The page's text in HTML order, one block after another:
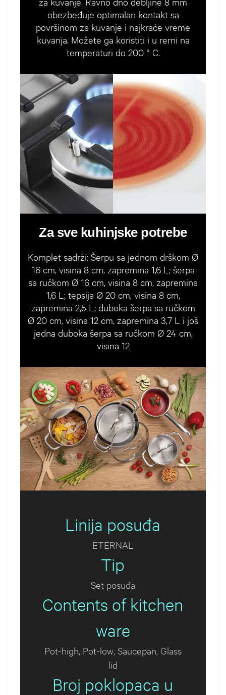
obezbeđuje optimalan kontakt sa
površinom za kuvanje i najkraće vreme
kuvanja. Možete ga koristiti i u rerni na
temperaturi do 200 ° C.
Za sve kuhinjske potrebe
Komplet sadrži: Šerpu sa jednom drškom Ø
16 cm, visina 8 cm, zapremina 1,6 L; šerpa
sa ručkom Ø 16 cm, visina 8 cm, zapremina
1,6 L; tepsija Ø 20 cm, visina 8 cm,
zapremina 2,5 L; duboka šerpa sa ručkom
Ø 20 cm, visina 12 cm, zapremina 3,7 L i još
jedna duboka šerpa sa ručkom Ø 24 cm,
visina 12
Linija posuđa
ETERNAL
Tip
Set posuđa
Contents of kitchen
ware
Pot-high, Pot-low, Saucepan, Glass
lid
Broj poklopaca u